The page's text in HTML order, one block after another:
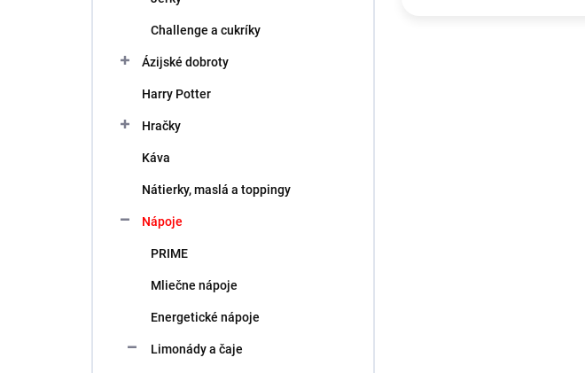
Challenge a cukríky
Ázijské dobroty
Harry Potter
Hračky
Káva
Nátierky, maslá a toppingy
Nápoje
PRIME
Mliečne nápoje
Energetické nápoje
Limonády a čaje